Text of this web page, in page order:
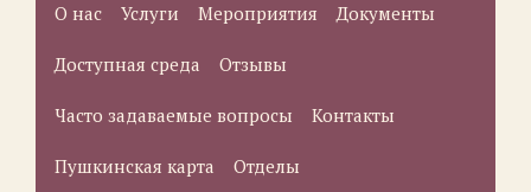
О нас Услуги Мероприятия Документы
Доступная среда Отзывы
Часто задаваемые вопросы Контакты
Пушкинская карта Отделы